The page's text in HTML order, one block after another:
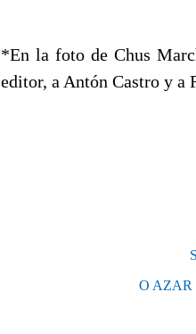
*En la foto de Chus
editor, a Antón Castro y a
O AZAR